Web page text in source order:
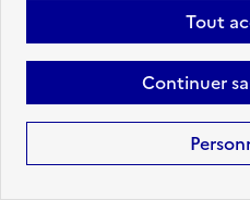
Tout
Continuer
Aller à